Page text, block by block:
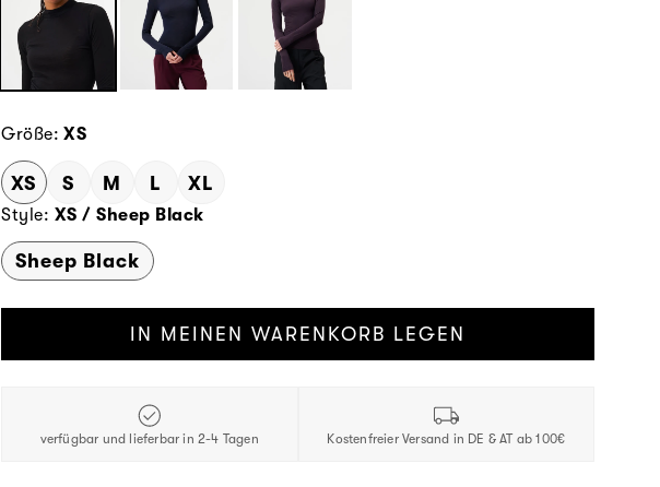
Größe: XS
XS S M L XL
Style: XS / Sheep Black
Sheep Black
IN MEINEN WARENKORB LEGEN
verfügbar und lieferbar in 2-4 Tagen Kostenfreier Versand in DE & AT ab 100€